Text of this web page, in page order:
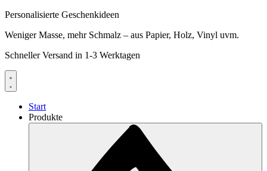
Personalisierte Geschenkideen
Weniger Masse, mehr Schmalz – aus Papier, Holz, Vinyl uvm.
Schneller Versand in 1-3 Werktagen
Start
Produkte